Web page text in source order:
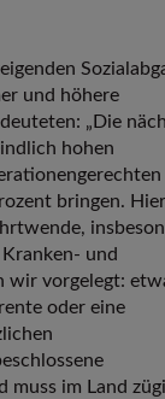
und höhere
„Die
hohen
bringen.
und
wir vorgelegt:
oder eine
muss im Land